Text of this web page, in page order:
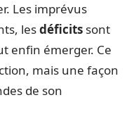
Les imprévus
lesdéficits sont
enfin émerger. Ce
mais une façon
de son